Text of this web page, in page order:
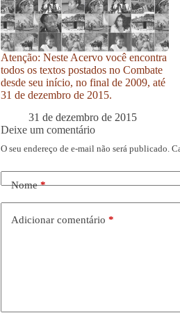
Atenção: Neste Acervo você encontra
todos os textos postados no Combate
desde seu início, no final de 2009, até
31 de dezembro de 2015.
31 de dezembro de 2015
Deixe um comentário
O seu endereço de e-mail não será publicado.
Nome*
Adicionar comentário *